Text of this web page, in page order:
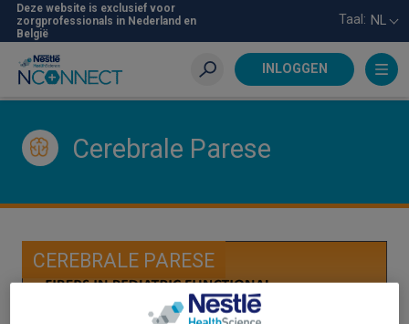
Skip
main
content
Deze website is exclusief voor
zorgprofessionals in Nederland en
België
Taal: NL
INLOGGEN
Zoeken
Cerebrale Parese
CEREBRALE PARESE